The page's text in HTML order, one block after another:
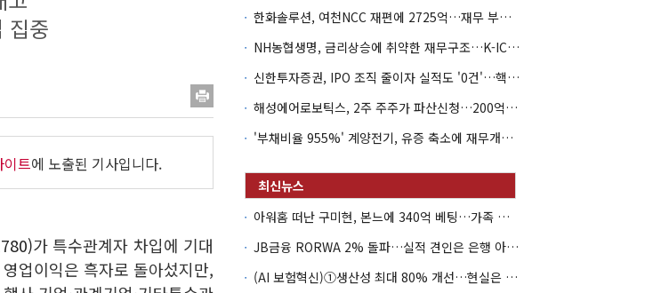
집중
트에 노출된 기사입니다.
가 특수관계자 차입에 기대
업이익은 흑자로 돌아섰지만,
한화솔루션, 여천NCC 재편에 2725억…재무 부담 커지나
NH농협생명, 금리상승에 취약한 재무구조…K-ICS 변동성 '주의보'
신한투자증권, IPO 조직 줄이자 실적도 '0건'…핵심 인력까지 이탈
해성에어로보틱스, 2주 주주가 파산신청…200억 CB 분쟁 확산
'부채비율 955%' 계양전기, 유증 축소에 재무개선 효과 '뚝'
아워홈 떠난 구미현, 본느에 340억 베팅…가족 지배체제 구축
JB금융 RORWA 2% 돌파…실적 견인은 은행 아닌 캐피탈
(AI 보험혁신)①생산성 최대 80% 개선…현실은 '실행 격차'